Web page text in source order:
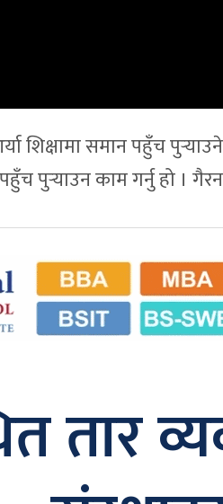
शिक्षामा समान पहुँच
पहुँच पुर्‍याउन काम गर्नु हो ।
तार